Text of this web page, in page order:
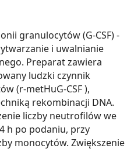
granulocytów (G-CSF) -
i uwalnianie
Preparat zawiera
ludzki czynnik
(r-metHuG-CSF ),
rekombinacji DNA.
liczby neutrofilów we
h po podaniu, przy
monocytów. Zwiększenie